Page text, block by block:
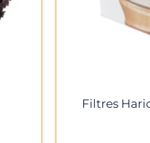
Filtres